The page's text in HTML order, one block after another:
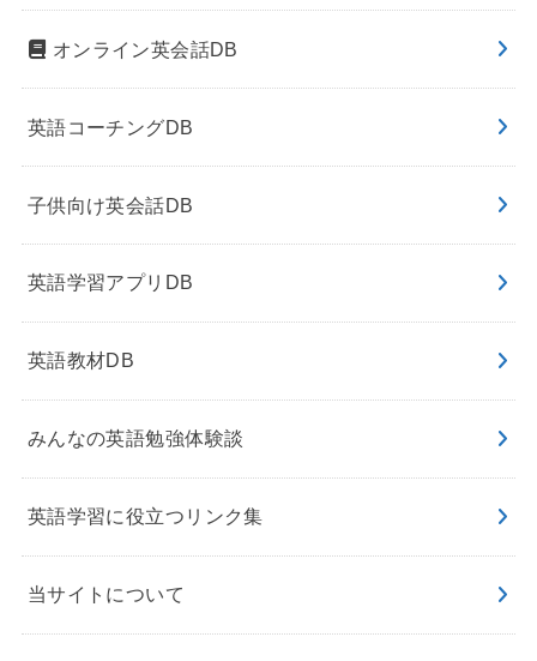
オンライン英会話DB
英語コーチングDB
子供向け英会話DB
英語学習アプリDB
英語教材DB
みんなの英語勉強体験談
英語学習に役立つリンク集
当サイトについて